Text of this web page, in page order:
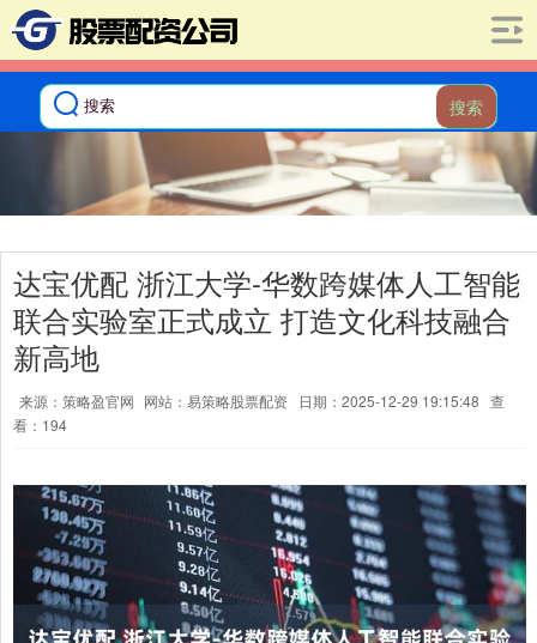
搜索
达宝优配 浙江大学-华数跨媒体人工智能
联合实验室正式成立 打造文化科技融合
新高地
来源：策略盈官网 网站：易策略股票配资 日期：2025-12-29 19:15:48 查
看：194